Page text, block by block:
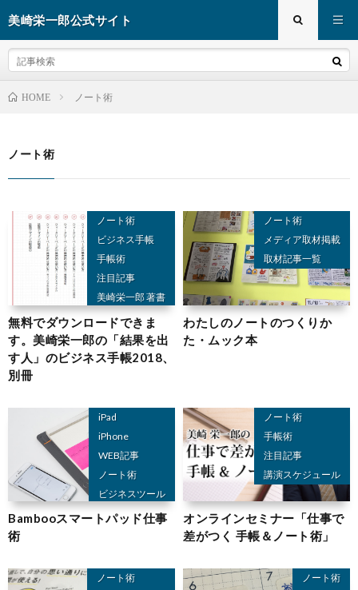
美崎栄一郎公式サイト
HOME ノート術
ノート術
ノート術
ビジネス手帳
手帳術
注目記事
美崎栄一郎 著書
無料でダウンロードできま
す。美崎栄一郎の「結果を出
す人」のビジネス手帳2018、
別冊
ノート術
メディア取材掲載
取材記事一覧
わたしのノートのつくりか
た・ムック本
iPad
iPhone
WEB記事
ノート術
ビジネスツール
取材記事一覧
Bambooスマートパッド仕事
術
ノート術
手帳術
注目記事
講演スケジュール
オンラインセミナー「仕事で
差がつく 手帳＆ノート術」
ノート術
ノート術